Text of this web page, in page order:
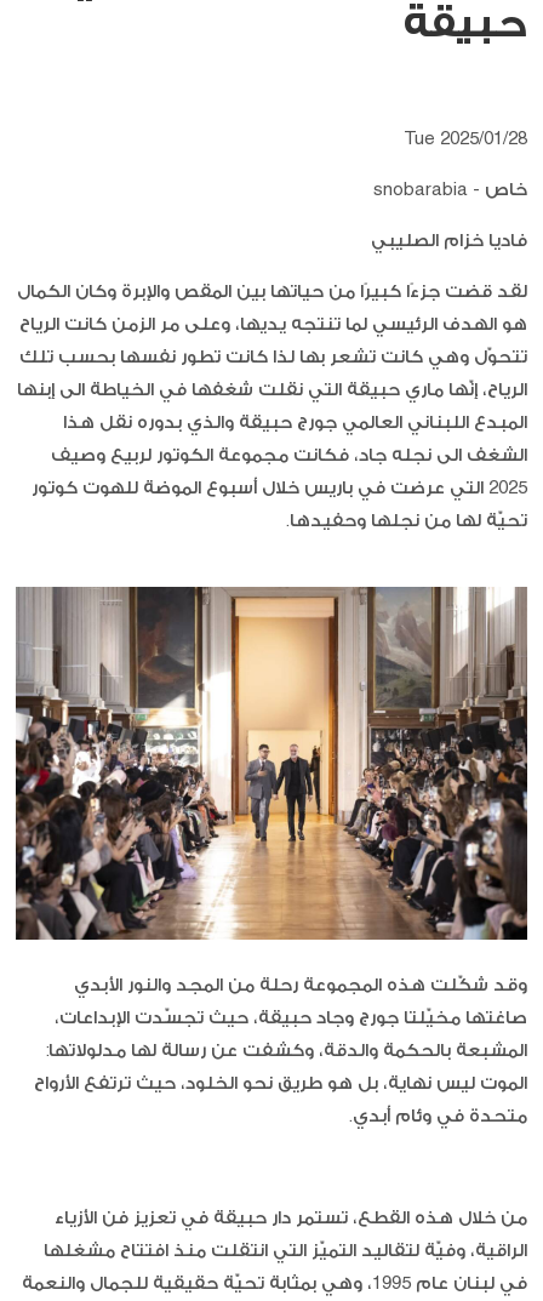
حبيقة
Tue 2025/01/28
خاص - snobarabia
فاديا خزام الصليبي
لقد قضت جزءًا كبيرًا من حياتها بين المقص والإبرة وكان الكمال
هو الهدف الرئيسي لما تنتجه يديها، وعلى مر الزمن كانت الرياح
تتحوّل وهي كانت تشعر بها لذا كانت تطور نفسها بحسب تلك
الرياح، إنّها ماري حبيقة التي نقلت شغفها في الخياطة الى إبنها
المبدع اللبناني العالمي جورج حبيقة والذي بدوره نقل هذا
الشغف الى نجله جاد، فكانت مجموعة الكوتور لربيع وصيف
2025 التي عرضت في باريس خلال أسبوع الموضة للهوت كوتور
تحيّة لها من نجلها وحفيدها.
وقد شكّلت هذه المجموعة رحلة من المجد والنور الأبدي
صاغتها مخيّلتا جورج وجاد حبيقة، حيث تجسّدت الإبداعات،
المشبعة بالحكمة والدقة، وكشفت عن رسالة لها مدلولاتها:
الموت ليس نهاية، بل هو طريق نحو الخلود، حيث ترتفع الأرواح
متحدة في وئام أبدي.
من خلال هذه القطع، تستمر دار حبيقة في تعزيز فن الأزياء
الراقية، وفيّة لتقاليد التميّز التي انتقلت منذ افتتاح مشغلها
في لبنان عام 1995، وهي بمثابة تحيّة حقيقية للجمال والنعمة